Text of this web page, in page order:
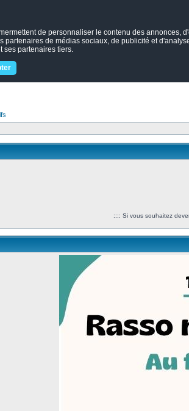
de personnaliser le contenu des
partenaires de médias sociaux, de publicité et
ses partenaires tiers.
:::: Si vous souhaitez